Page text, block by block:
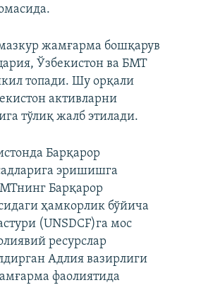
жамғарма бошқарув
Ўзбекистон ва БМТ
топади. Шу орқали
активларни
тўлиқ жалб этилади.
Барқарор
эришишга
Барқарор
ҳамкорлик бўйича
(UNSDCF)га мос
ресурслар
Адлия вазирлиги
фаолиятида